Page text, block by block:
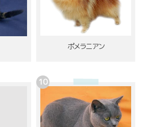
ポメラニアン